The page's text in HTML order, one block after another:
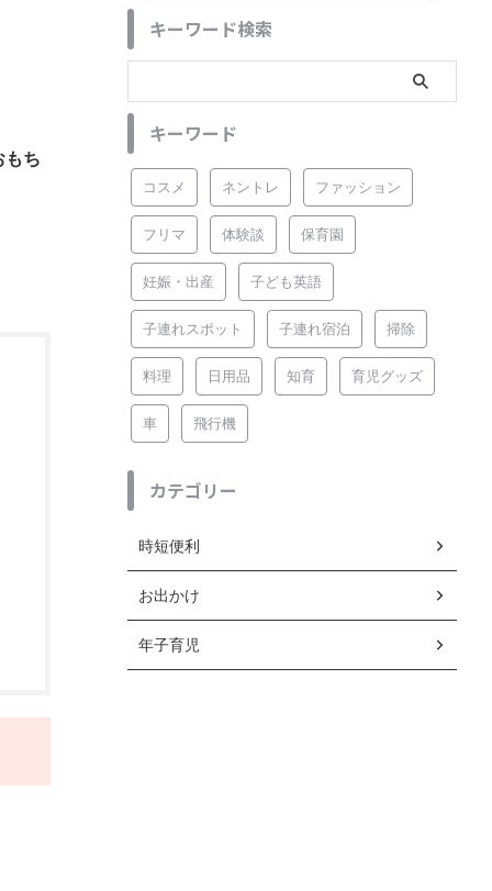
もち
キーワード検索
キーワード
コスメ ネントレ ファッション
フリマ 体験談 保育園
妊娠・出産 子ども英語
子連れスポット 子連れ宿泊 掃除
料理 日用品 知育 育児グッズ
車 飛行機
カテゴリー
時短便利
お出かけ
年子育児